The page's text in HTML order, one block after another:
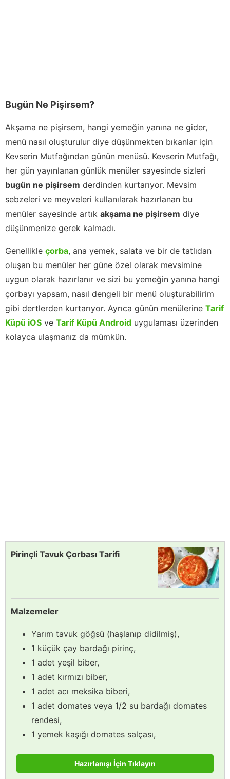
Bugün Ne Pişirsem?
Akşama ne pişirsem, hangi yemeğin yanına ne gider,
menü nasıl oluşturulur diye düşünmekten bıkanlar için
Kevserin Mutfağından günün menüsü. Kevserin Mutfağı,
her gün yayınlanan günlük menüler sayesinde sizleri
bugün ne pişirsem derdinden kurtarıyor. Mevsim
sebzeleri ve meyveleri kullanılarak hazırlanan bu
menüler sayesinde artık akşama ne pişirsem diye
düşünmenize gerek kalmadı.
Genellikle çorba, ana yemek, salata ve bir de tatlıdan
oluşan bu menüler her güne özel olarak mevsimine
uygun olarak hazırlanır ve sizi bu yemeğin yanına hangi
çorbayı yapsam, nasıl dengeli bir menü oluşturabilirim
gibi dertlerden kurtarıyor. Ayrıca günün menülerine Tarif
Küpü iOS ve Tarif Küpü Android uygulaması üzerinden
kolayca ulaşmanız da mümkün.
Pirinçli Tavuk Çorbası Tarifi
Malzemeler
Yarım tavuk göğsü (haşlanıp didilmiş),
1 küçük çay bardağı pirinç,
1 adet yeşil biber,
1 adet kırmızı biber,
1 adet acı meksika biberi,
1 adet domates veya 1/2 su bardağı domates
rendesi,
1 yemek kaşığı domates salçası,
Hazırlanışı İçin Tıklayın